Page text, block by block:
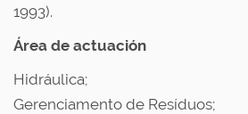
1993).
Área de actuación
Hidráulica;
Gerenciamento de Resíduos;